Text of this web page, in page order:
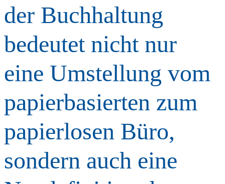
der Buchhaltung
bedeutet nicht nur
eine Umstellung vom
papierbasierten zum
papierlosen Büro,
sondern auch eine